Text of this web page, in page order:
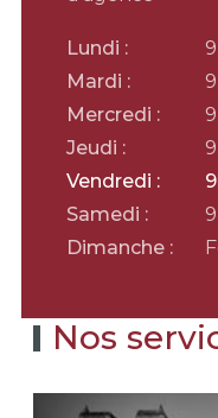
Lundi :
Mardi :
Mercredi :
Jeudi :
Vendredi :
Samedi :
Dimanche :
Nos